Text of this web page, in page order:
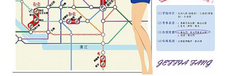
旅
遊、
達